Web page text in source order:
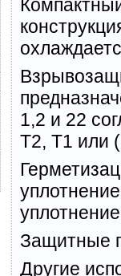
1,2 и 22
T2, T1 или
Защитные
Другие